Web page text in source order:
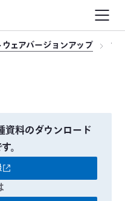
ウェアバージョンアップ フ
資料のダウンロード
。